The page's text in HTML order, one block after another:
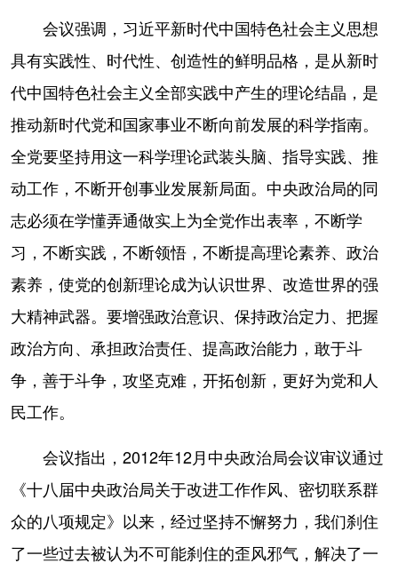
会议强调，习近平新时代中国特色社会主义思想
具有实践性、时代性、创造性的鲜明品格，是从新时
代中国特色社会主义全部实践中产生的理论结晶，是
推动新时代党和国家事业不断向前发展的科学指南。
全党要坚持用这一科学理论武装头脑、指导实践、推
动工作，不断开创事业发展新局面。中央政治局的同
志必须在学懂弄通做实上为全党作出表率，不断学
习，不断实践，不断领悟，不断提高理论素养、政治
素养，使党的创新理论成为认识世界、改造世界的强
大精神武器。要增强政治意识、保持政治定力、把握
政治方向、承担政治责任、提高政治能力，敢于斗
争，善于斗争，攻坚克难，开拓创新，更好为党和人
民工作。
会议指出，2012年12月中央政治局会议审议通过
《十八届中央政治局关于改进工作作风、密切联系群
众的八项规定》以来，经过坚持不懈努力，我们刹住
了一些过去被认为不可能刹住的歪风邪气，解决了一